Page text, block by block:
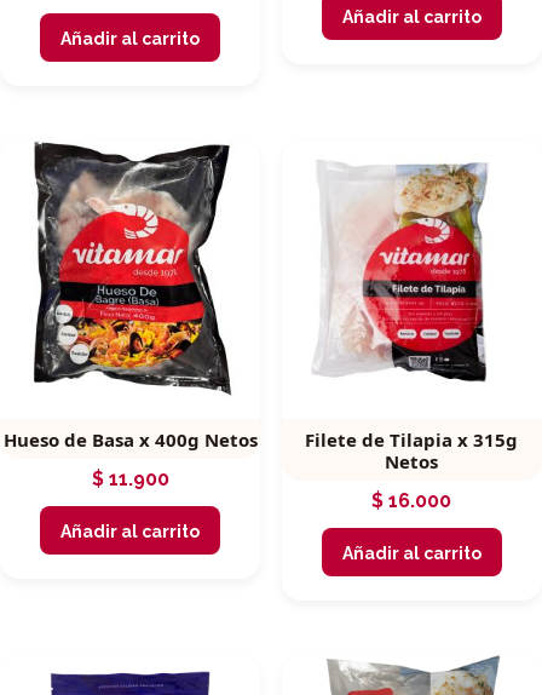
Añadir al carrito
Añadir al carrito
Hueso de Basa x 400g Netos
$11.900
Añadir al carrito
Filete de Tilapia x 315g
Netos
$ 16.000
Añadir al carrito